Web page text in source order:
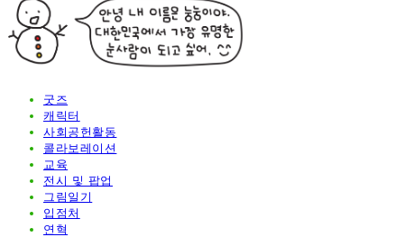
굿즈
캐릭터
사회공헌활동
콜라보레이션
교육
전시 및 팝업
그림일기
입점처
연혁